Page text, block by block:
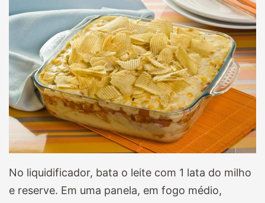
No liquidificador, bata o leite com 1 lata do milho
e reserve. Em uma panela, em fogo médio,